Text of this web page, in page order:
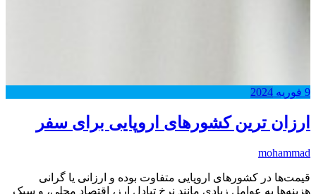
9 فوریه 2024
ارزان ترین کشورهای اروپایی برای سفر
mohammad
قیمت‌ها در کشورهای اروپایی متفاوت بوده و ارزانی یا گرانی
هزینه‌ها به عوامل زیادی مانند نرخ تبادل ارز، اقتصاد محلی، و سبک